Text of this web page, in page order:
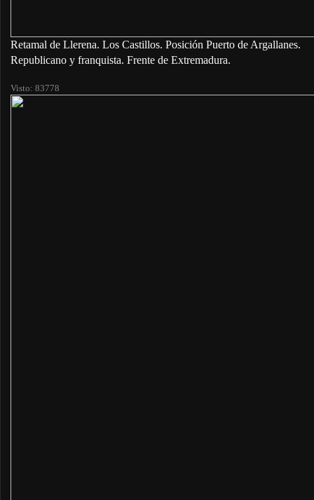
Retamal de Llerena. Los Castillos. Posición Puerto de Argallanes.
Republicano y franquista. Frente de Extremadura.
Visto: 83778